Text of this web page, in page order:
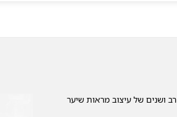
ושנים של עיצוב מראות שיער